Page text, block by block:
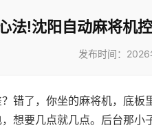
法!沈阳自动麻将机
发布时间：
错了，你坐的麻将机，底
想要几点就几点。后台那小